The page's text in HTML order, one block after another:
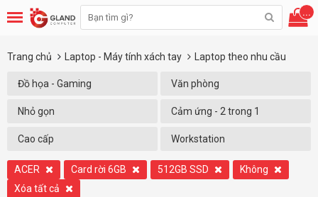
...
Trang chủ Laptop - Máy tính xách tay Laptop theo nhu cầu
Đồ họa - Gaming Văn phòng
Nhỏ gọn Cảm ứng - 2 trong 1
Cao cấp Workstation
ACER Card rời 6GB 512GB SSD
Không
Xóa tất cả